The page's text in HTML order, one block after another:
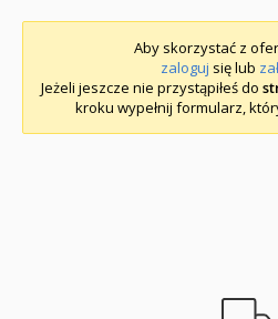
Aby skorzystać z
zaloguj się lub
Jeżeli jeszcze nie przystąpiłeś do
kroku wypełnij formularz,